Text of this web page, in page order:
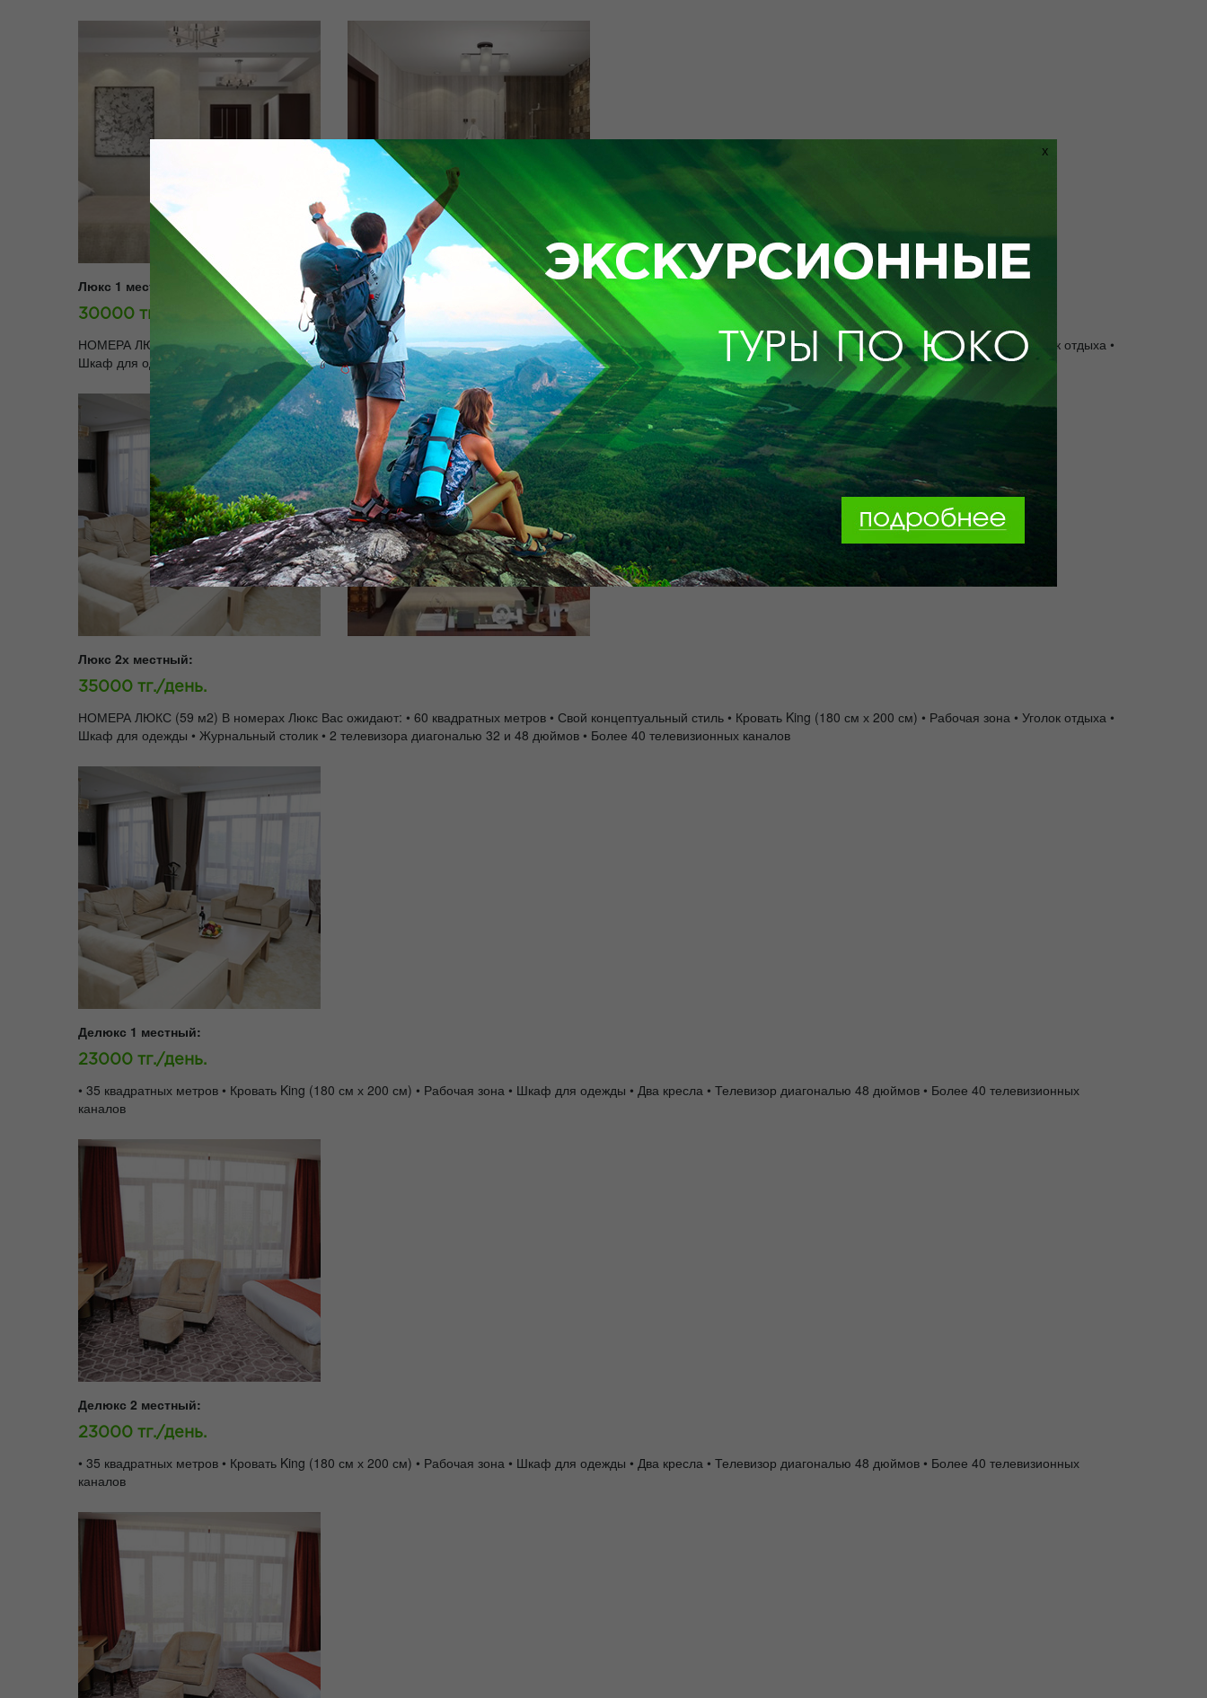
Люкс 1 местный:
30000 тг./день.
НОМЕРА ЛЮКС (59 м2) В номерах Люкс Вас ожидают: • 60 квадратных метров • Свой концептуальный стиль • Кровать King (180 см х 200 см) • Рабочая зона • Уголок отдыха •
Шкаф для одежды • Журнальный столик • 2 телевизора диагональю 32 и 48 дюймов • Более 40 телевизионных каналов
Люкс 2х местный:
35000 тг./день.
НОМЕРА ЛЮКС (59 м2) В номерах Люкс Вас ожидают: • 60 квадратных метров • Свой концептуальный стиль • Кровать King (180 см х 200 см) • Рабочая зона • Уголок отдыха •
Шкаф для одежды • Журнальный столик • 2 телевизора диагональю 32 и 48 дюймов • Более 40 телевизионных каналов
Делюкс 1 местный:
23000 тг./день.
• 35 квадратных метров • Кровать King (180 см х 200 см) • Рабочая зона • Шкаф для одежды • Два кресла • Телевизор диагональю 48 дюймов • Более 40 телевизионных
каналов
Делюкс 2 местный:
23000 тг./день.
• 35 квадратных метров • Кровать King (180 см х 200 см) • Рабочая зона • Шкаф для одежды • Два кресла • Телевизор диагональю 48 дюймов • Более 40 телевизионных
каналов
X